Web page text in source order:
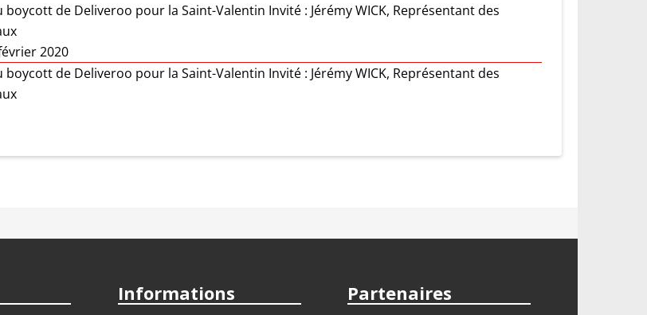
de Deliveroo pour la Saint-Valentin Invité : Jérémy WICK, Représentant des
2020
de Deliveroo pour la Saint-Valentin Invité : Jérémy WICK, Représentant des
Informations Partenaires